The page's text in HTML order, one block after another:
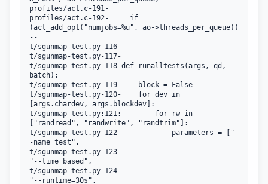
profiles/act.c-191-
profiles/act.c-192-		if
(act_add_opt("numjobs=%u", ao->threads_per_queue))
--
t/sgunmap-test.py-116-
t/sgunmap-test.py-117-
t/sgunmap-test.py-118-def runalltests(args, qd,
batch):
t/sgunmap-test.py-119-    block = False
t/sgunmap-test.py-120-    for dev in
[args.chardev, args.blockdev]:
t/sgunmap-test.py:121:        for rw in
["randread", "randwrite", "randtrim"]:
t/sgunmap-test.py-122-            parameters = ["-
-name=test",
t/sgunmap-test.py-123-
"--time_based",
t/sgunmap-test.py-124-
"--runtime=30s",